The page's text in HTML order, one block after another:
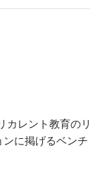
れますか？
おります！
カレント教育のリ
に掲げるベンチ